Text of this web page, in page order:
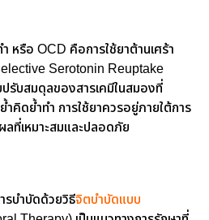
หรือ OCD คือการใช้ยาต้านเศร้า
Serotonin Reuptake
รับสมดุลของสารเคมีในสมองที่
คิดย้ำทำ การใช้ยาควรอยู่ภายใต้การ
ที่เหมาะสมและปลอดภัย
รบำบัดด้วยวิธีจิตบำบัดแบบ